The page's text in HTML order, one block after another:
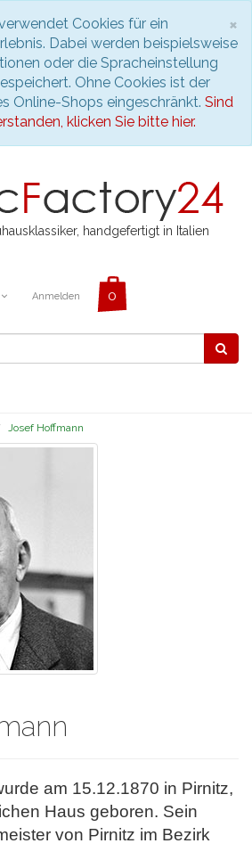
×
Cookies für ein
Dabei werden beispielsweise
oder die Spracheinstellung
Ohne Cookies ist der
Online-Shops eingeschränkt. Sind
klicken Sie bitte hier.
handgefertigt in Italien
Anmelden
Josef Hoffmann
am 15.12.1870 in Pirnitz,
Haus geboren. Sein
von Pirnitz im Bezirk